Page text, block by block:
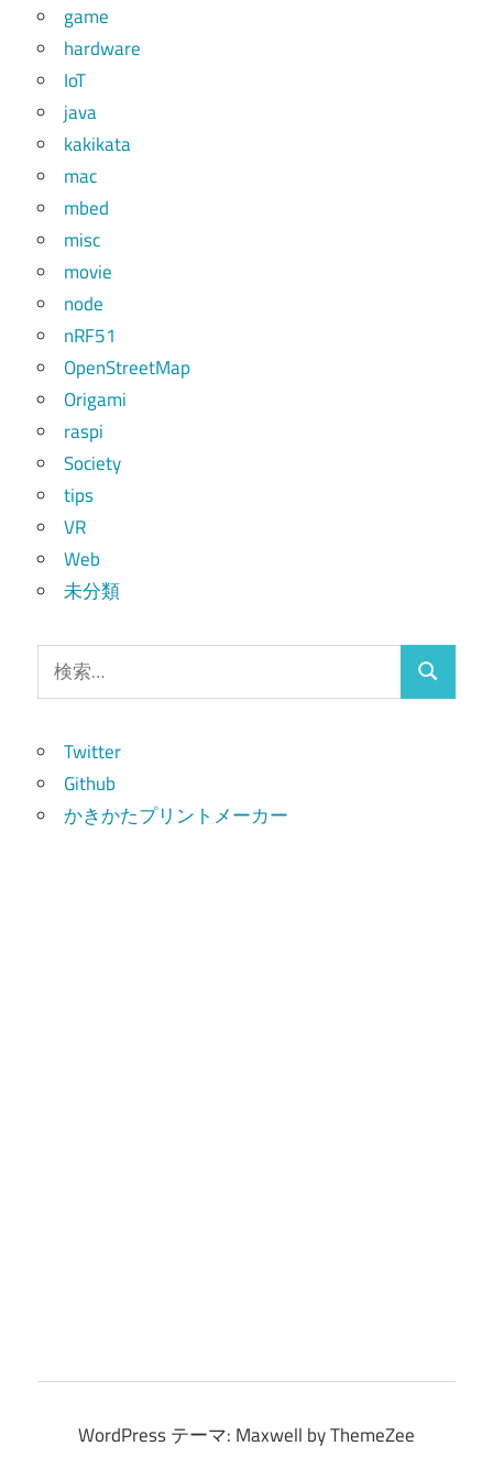
game
hardware
IoT
java
kakikata
mac
mbed
misc
movie
node
nRF51
OpenStreetMap
Origami
raspi
Society
tips
VR
Web
未分類
索:
検
Twitter
Github
かきかたプリントメーカー
WordPress テーマ: Maxwell by ThemeZee